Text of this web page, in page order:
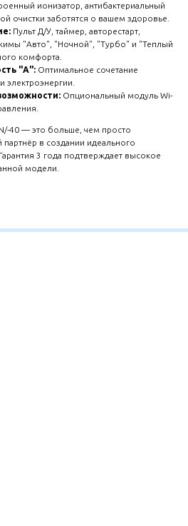
ионизатор, антибактериальный
очистки заботятся о вашем здоровье.
Пульт Д/У, таймер, авторестарт,
"Авто", "Ночной", "Турбо" и "Теплый
комфорта.
"А": Оптимальное сочетание
Опциональный модуль Wi-
40 — это больше, чем просто
в создании идеального
3 года подтверждает высокое
модели.